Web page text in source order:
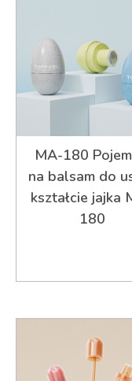
MA-180
na balsam do
kształcie jajka
180